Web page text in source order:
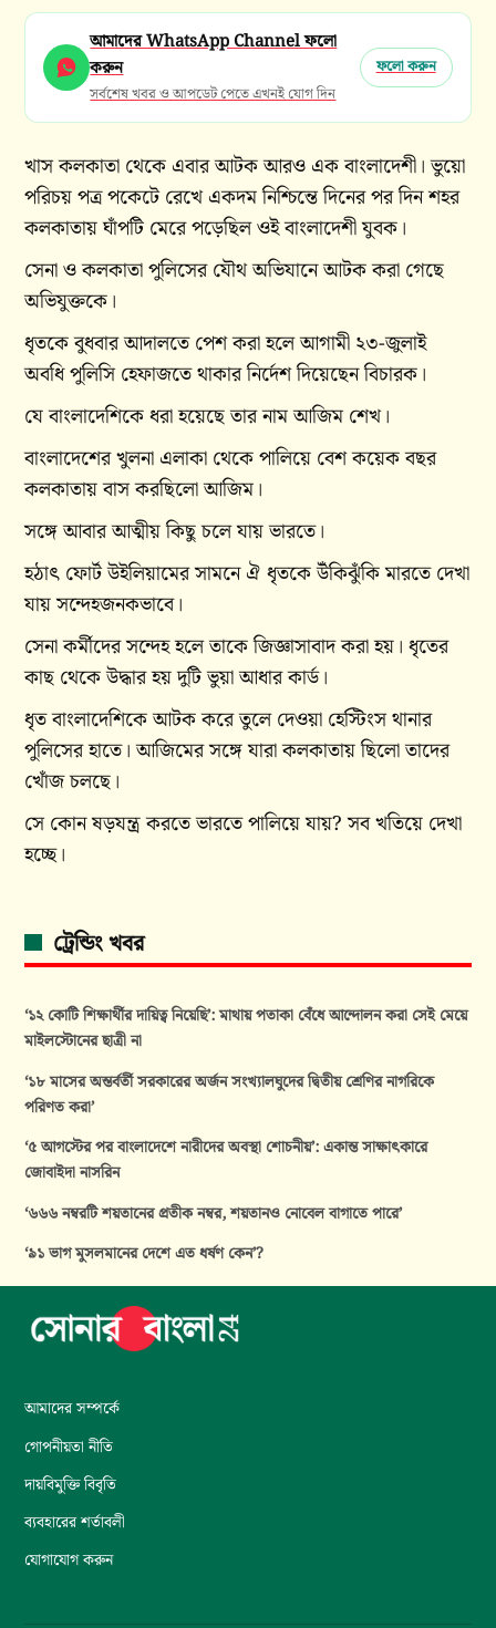
আমাদের WhatsApp Channel ফলো
করুন
সর্বশেষ খবর ও আপডেট পেতে এখনই যোগ দিন
ফলো করুন
খাস কলকাতা থেকে এবার আটক আরও এক বাংলাদেশী। ভুয়ো
পরিচয় পত্র পকেটে রেখে একদম নিশ্চিন্তে দিনের পর দিন শহর
কলকাতায় ঘাঁপটি মেরে পড়েছিল ওই বাংলাদেশী যুবক।
সেনা ও কলকাতা পুলিসের যৌথ অভিযানে আটক করা গেছে
অভিযুক্তকে।
ধৃতকে বুধবার আদালতে পেশ করা হলে আগামী ২৩-জুলাই
অবধি পুলিসি হেফাজতে থাকার নির্দেশ দিয়েছেন বিচারক।
যে বাংলাদেশিকে ধরা হয়েছে তার নাম আজিম শেখ।
বাংলাদেশের খুলনা এলাকা থেকে পালিয়ে বেশ কয়েক বছর
কলকাতায় বাস করছিলো আজিম।
সঙ্গে আবার আত্মীয় কিছু চলে যায় ভারতে।
হঠাৎ ফোর্ট উইলিয়ামের সামনে ঐ ধৃতকে উঁকিঝুঁকি মারতে দেখা
যায় সন্দেহজনকভাবে।
সেনা কর্মীদের সন্দেহ হলে তাকে জিজ্ঞাসাবাদ করা হয়। ধৃতের
কাছ থেকে উদ্ধার হয় দুটি ভুয়া আধার কার্ড।
ধৃত বাংলাদেশিকে আটক করে তুলে দেওয়া হেস্টিংস থানার
পুলিসের হাতে। আজিমের সঙ্গে যারা কলকাতায় ছিলো তাদের
খোঁজ চলছে।
সে কোন ষড়যন্ত্র করতে ভারতে পালিয়ে যায়? সব খতিয়ে দেখা‌
হচ্ছে।
ট্রেন্ডিং খবর
‘১২ কোটি শিক্ষার্থীর দায়িত্ব নিয়েছি’: মাথায় পতাকা বেঁধে আন্দোলন করা সেই মেয়ে
মাইলস্টোনের ছাত্রী না
‘১৮ মাসের অন্তর্বর্তী সরকারের অর্জন সংখ্যালঘুদের দ্বিতীয় শ্রেণির নাগরিকে
পরিণত করা’
‘৫ আগস্টের পর বাংলাদেশে নারীদের অবস্থা শোচনীয়’: একান্ত সাক্ষাৎকারে
জোবাইদা নাসরিন
‘৬৬৬ নম্বরটি শয়তানের প্রতীক নম্বর, শয়তানও নোবেল বাগাতে পারে’
‘৯১ ভাগ মুসলমানের দেশে এত ধর্ষণ কেন’?
আমাদের সম্পর্কে
গোপনীয়তা নীতি
দায়বিমুক্তি বিবৃতি
ব্যবহারের শর্তাবলী
যোগাযোগ করুন